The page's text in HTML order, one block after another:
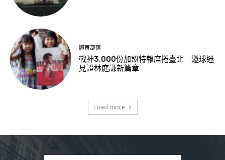
體育部落
戰神3,000份加盟特報席捲臺北 邀球迷
見證林庭謙新篇章
Load more